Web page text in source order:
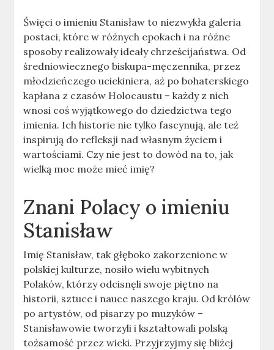
Święci o imieniu Stanisław to niezwykła galeria
postaci, które w różnych epokach i na różne
sposoby realizowały ideały chrześcijaństwa. Od
średniowiecznego biskupa-męczennika, przez
młodzieńczego uciekiniera, aż po bohaterskiego
kapłana z czasów Holocaustu – każdy z nich
wnosi coś wyjątkowego do dziedzictwa tego
imienia. Ich historie nie tylko fascynują, ale też
inspirują do refleksji nad własnym życiem i
wartościami. Czy nie jest to dowód na to, jak
wielką moc może mieć imię?
Znani Polacy o imieniu
Stanisław
Imię Stanisław, tak głęboko zakorzenione w
polskiej kulturze, nosiło wielu wybitnych
Polaków, którzy odcisnęli swoje piętno na
historii, sztuce i nauce naszego kraju. Od królów
po artystów, od pisarzy po muzyków –
Stanisławowie tworzyli i kształtowali polską
tożsamość przez wieki. Przyjrzyjmy się bliżej